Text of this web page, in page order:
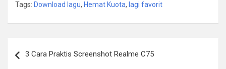
Tags: Download lagu, Hemat Kuota, lagi favorit
navigation
3 Cara Praktis Screenshot Realme C75